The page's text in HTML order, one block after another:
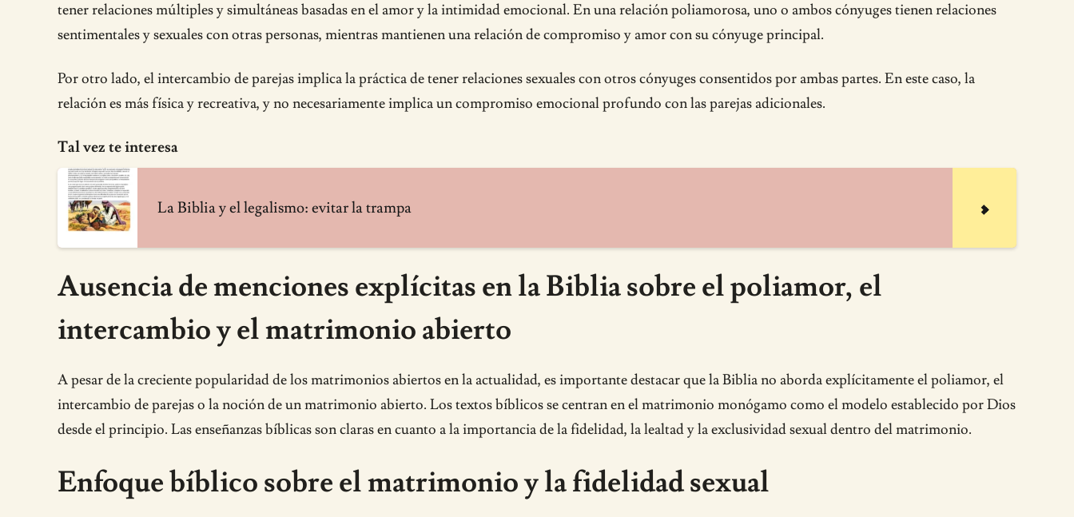
tener relaciones múltiples y simultáneas basadas en el amor y la intimidad emocional. En una relación poliamorosa, uno o ambos cónyuges tienen relaciones
sentimentales y sexuales con otras personas, mientras mantienen una relación de compromiso y amor con su cónyuge principal.
Por otro lado, el intercambio de parejas implica la práctica de tener relaciones sexuales con otros cónyuges consentidos por ambas partes. En este caso, la
relación es más física y recreativa, y no necesariamente implica un compromiso emocional profundo con las parejas adicionales.
Tal vez te interesa
La Biblia y el legalismo: evitar la trampa
Ausencia de menciones explícitas en la Biblia sobre el poliamor, el
intercambio y el matrimonio abierto
A pesar de la creciente popularidad de los matrimonios abiertos en la actualidad, es importante destacar que la Biblia no aborda explícitamente el poliamor, el
intercambio de parejas o la noción de un matrimonio abierto. Los textos bíblicos se centran en el matrimonio monógamo como el modelo establecido por Dios
desde el principio. Las enseñanzas bíblicas son claras en cuanto a la importancia de la fidelidad, la lealtad y la exclusividad sexual dentro del matrimonio.
Enfoque bíblico sobre el matrimonio y la fidelidad sexual